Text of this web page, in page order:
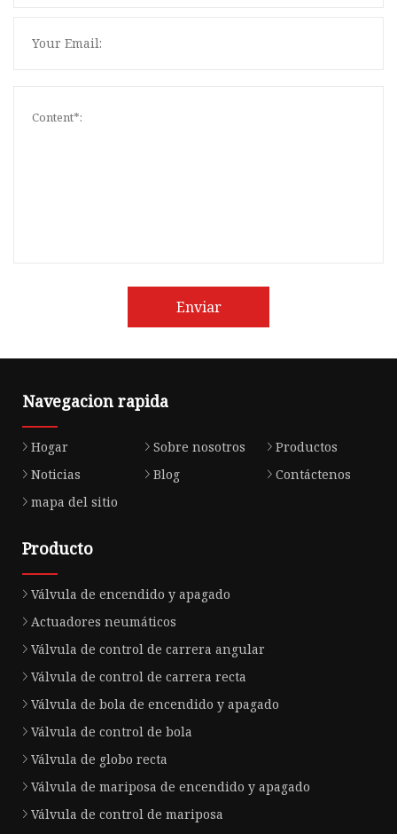
Enviar
Navegacion rapida
Hogar Sobre nosotros
Productos
Noticias
Blog
Contáctenos
mapa del sitio
Producto
Válvula de encendido y apagado
Actuadores neumáticos
Válvula de control de carrera angular
Válvula de control de carrera recta
Válvula de bola de encendido y apagado
Válvula de control de bola
Válvula de globo recta
Válvula de mariposa de encendido y apagado
Válvula de control de mariposa